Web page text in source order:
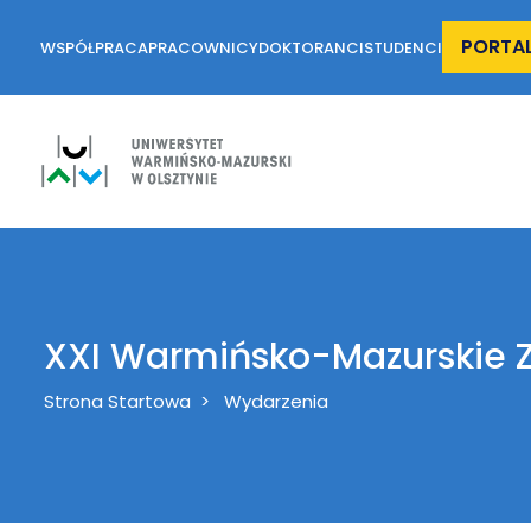
WSPÓŁPRACAPRACOWNICYDOKTORANCISTUDENCI
XXI Warmińsko-Mazurskie
Breadcrumb
Strona Startowa Wydarzenia